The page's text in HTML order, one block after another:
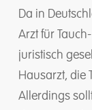
Da in
Arzt für
juristisch
Hausarzt, die
Allerdings